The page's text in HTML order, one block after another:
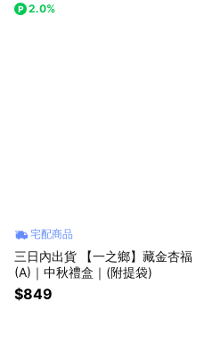
2.0%
宅配商品
三日內出貨 【一之鄉】藏金杏福
(A)｜中秋禮盒｜(附提袋)
$849